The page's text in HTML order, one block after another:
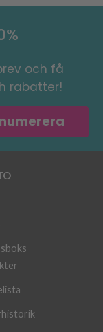
och få
rabatter!